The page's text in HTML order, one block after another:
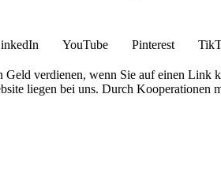
YouTube Pinterest
verdienen, wenn Sie auf einen Link
liegen bei uns. Durch